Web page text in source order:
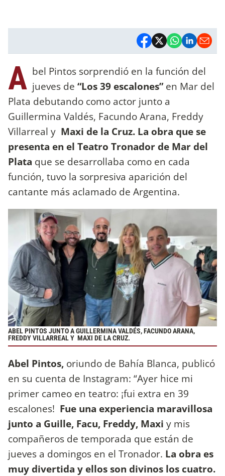
A bel Pintos sorprendió en la función del
jueves de “Los 39 escalones”en Mar del
Plata debutando como actor junto a
Guillermina Valdés, Facundo Arana, Freddy
Villarreal y Maxi de la Cruz. La obra que se
presenta en el Teatro Tronador de Mar del
Plata que se desarrollaba como en cada
función, tuvo la sorpresiva aparición del
cantante más aclamado de Argentina.
ABEL PINTOS JUNTO A GUILLERMINA VALDÉS, FACUNDO ARANA,
FREDDY VILLARREAL Y MAXI DE LA CRUZ.
Abel Pintos, oriundo de Bahía Blanca, publicó
en su cuenta de Instagram: “Ayer hice mi
primer cameo en teatro: ¡fui extra en 39
escalones! Fue una experiencia maravillosa
junto a Guille, Facu, Freddy, Maxi y mis
compañeros de temporada que están de
jueves a domingos en el Tronador. La obra es
muy divertida y ellos son divinos los cuatro.